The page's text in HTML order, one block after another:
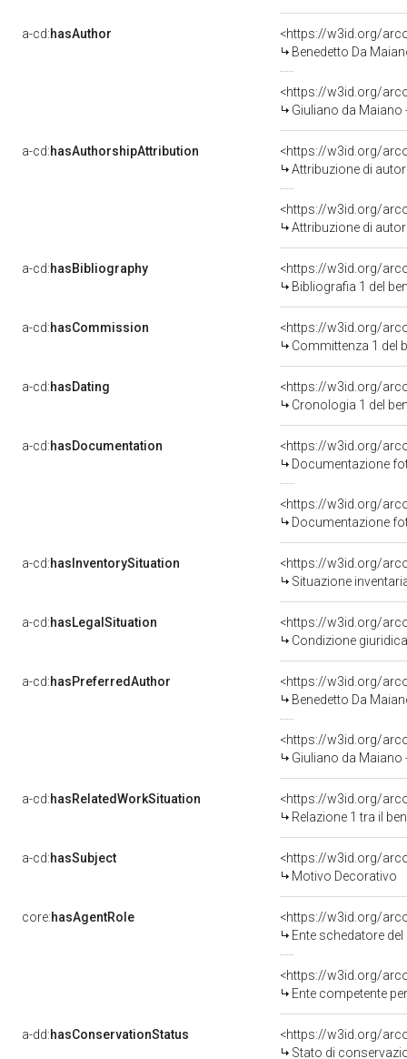
a-cd:hasAuthor
<https://w3id.org/
Benedetto Da
<https://w3id.org/
Giuliano da Maiano
a-cd:hasAuthorshipAttribution
<https://w3id.org/
Attribuzione di
<https://w3id.org/
Attribuzione di
a-cd:hasBibliography
<https://w3id.org/
Bibliografia 1 del
a-cd:hasCommission
<https://w3id.org/
Committenza 1 del
a-cd:hasDating
<https://w3id.org/
Cronologia 1 del
a-cd:hasDocumentation
Documentazione
Documentazione
a-cd:hasInventorySituation
<https://w3id.org/
Situazione
a-cd:hasLegalSituation
Condizione
a-cd:hasPreferredAuthor
<https://w3id.org/
Benedetto Da
<https://w3id.org/
Giuliano da Maiano
a-cd:hasRelatedWorkSituation
<https://w3id.org/
Relazione 1 tra il
a-cd:hasSubject
<https://w3id.org/
Motivo Decorativo
core:hasAgentRole
<https://w3id.org/
Ente schedatore
<https://w3id.org/
Ente competente per tutela del
a-dd:hasConservationStatus
<https://w3id.org/
Stato di